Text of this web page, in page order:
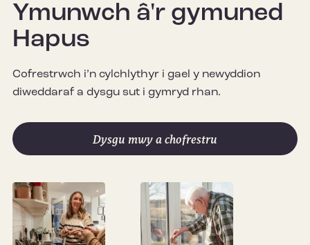
Ymunwch â'r gymuned
Hapus
Cofrestrwch i’n cylchlythyr i gael y newyddion
diweddaraf a dysgu sut i gymryd rhan.
Dysgu mwy a chofrestru